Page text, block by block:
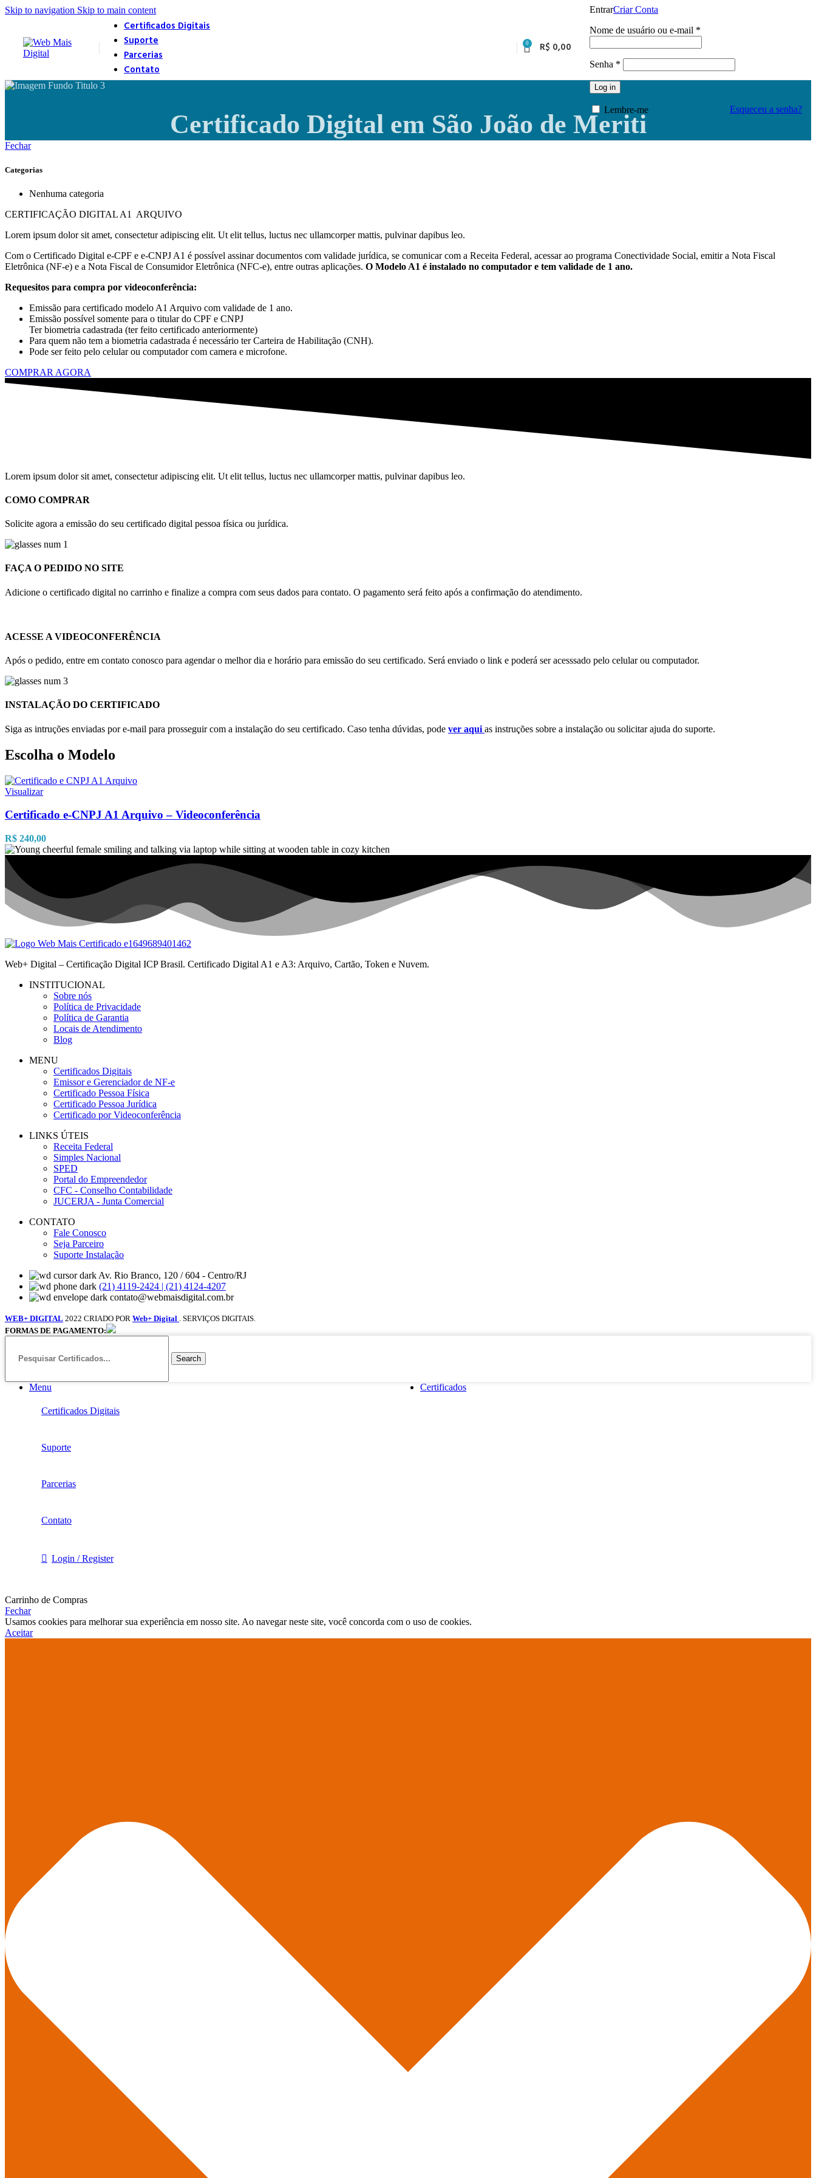
Skip to navigation Skip to main content
Certificados Digitais
Suporte
Parcerias
Contato
0 R$ 0,00
EntrarCriar Conta
Nome de usuário ou e-mail *
Senha *
Log in
Esqueceu a senha?
Lembre-me
Certificado Digital em São João de Meriti
Fechar
Categorias
Nenhuma categoria
CERTIFICAÇÃO DIGITAL A1 ARQUIVO
Lorem ipsum dolor sit amet, consectetur adipiscing elit. Ut elit tellus, luctus nec ullamcorper mattis, pulvinar dapibus leo.
Com o Certificado Digital e-CPF e e-CNPJ A1 é possível assinar documentos com validade jurídica, se comunicar com a Receita Federal, acessar ao programa Conectividade Social, emitir a Nota Fiscal
Eletrônica (NF-e) e a Nota Fiscal de Consumidor Eletrônica (NFC-e), entre outras aplicações. O Modelo A1 é instalado no computador e tem validade de 1 ano.
Requesitos para compra por videoconferência:
Emissão para certificado modelo A1 Arquivo com validade de 1 ano.
Emissão possível somente para o titular do CPF e CNPJ
Ter biometria cadastrada (ter feito certificado anteriormente)
Para quem não tem a biometria cadastrada é necessário ter Carteira de Habilitação (CNH).
Pode ser feito pelo celular ou computador com camera e microfone.
COMPRAR AGORA
Lorem ipsum dolor sit amet, consectetur adipiscing elit. Ut elit tellus, luctus nec ullamcorper mattis, pulvinar dapibus leo.
COMO COMPRAR
Solicite agora a emissão do seu certificado digital pessoa física ou jurídica.
FAÇA O PEDIDO NO SITE
Adicione o certificado digital no carrinho e finalize a compra com seus dados para contato. O pagamento será feito após a confirmação do atendimento.
ACESSE A VIDEOCONFERÊNCIA
Após o pedido, entre em contato conosco para agendar o melhor dia e horário para emissão do seu certificado. Será enviado o link e poderá ser acesssado pelo celular ou computador.
INSTALAÇÃO DO CERTIFICADO
Siga as intruções enviadas por e-mail para prosseguir com a instalação do seu certificado. Caso tenha dúvidas, pode ver aqui as instruções sobre a instalação ou solicitar ajuda do suporte.
Escolha o Modelo
Visualizar
Certificado e-CNPJ A1 Arquivo – Videoconferência
R$ 240,00
Web+ Digital – Certificação Digital ICP Brasil. Certificado Digital A1 e A3: Arquivo, Cartão, Token e Nuvem.
INSTITUCIONAL
Sobre nós
Política de Privacidade
Política de Garantia
Locais de Atendimento
Blog
MENU
Certificados Digitais
Emissor e Gerenciador de NF-e
Certificado Pessoa Física
Certificado Pessoa Jurídica
Certificado por Videoconferência
LINKS ÚTEIS
Receita Federal
Simples Nacional
SPED
Portal do Empreendedor
CFC - Conselho Contabilidade
JUCERJA - Junta Comercial
CONTATO
Fale Conosco
Seja Parceiro
Suporte Instalação
Av. Rio Branco, 120 / 604 - Centro/RJ
(21) 4119-2424 | (21) 4124-4207
contato@webmaisdigital.com.br
WEB+ DIGITAL 2022 CRIADO POR Web+ Digital
. SERVIÇOS DIGITAIS.
FORMAS DE PAGAMENTO:
Search
Menu Certificados
Certificados Digitais
Suporte
Parcerias
Contato
Login / Register
Carrinho de Compras
Fechar
Usamos cookies para melhorar sua experiência em nosso site. Ao navegar neste site, você concorda com o uso de cookies.
Aceitar